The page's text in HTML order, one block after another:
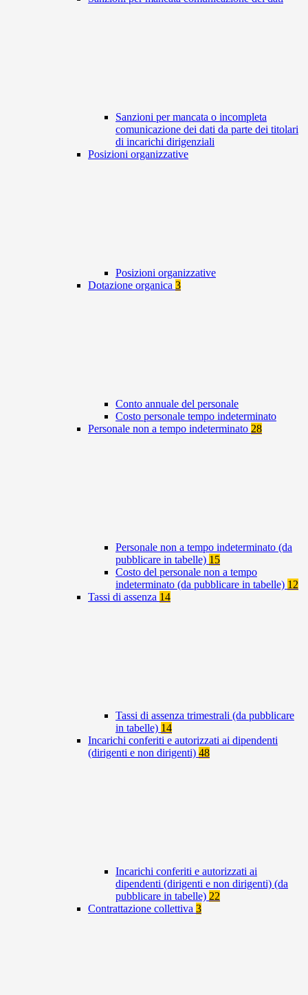
Sanzioni per mancata o incompleta
comunicazione dei dati da parte dei titolari
di incarichi dirigenziali
Posizioni organizzative
Posizioni organizzative
Dotazione organica 3
Conto annuale del personale
Costo personale tempo indeterminato
Personale non a tempo indeterminato 28
Personale non a tempo indeterminato (da
pubblicare in tabelle) 15
Costo del personale non a tempo
indeterminato (da pubblicare in tabelle) 12
Tassi di assenza 14
Tassi di assenza trimestrali (da pubblicare
in tabelle) 14
Incarichi conferiti e autorizzati ai dipendenti
(dirigenti e non dirigenti) 48
Incarichi conferiti e autorizzati ai
dipendenti (dirigenti e non dirigenti) (da
pubblicare in tabelle) 22
Contrattazione collettiva 3